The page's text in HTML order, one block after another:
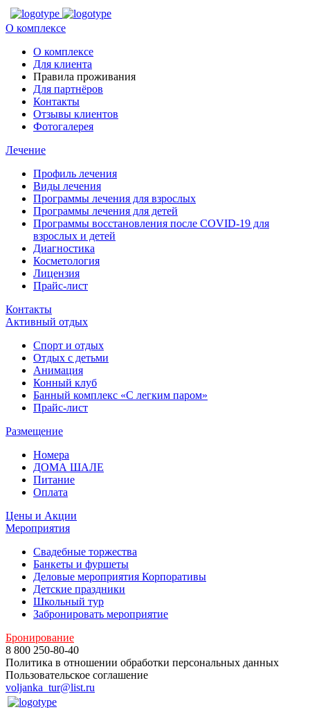
О комплексе
О комплексе
Для клиента
Правила проживания
Для партнёров
Контакты
Отзывы клиентов
Фотогалерея
Лечение
Профиль лечения
Виды лечения
Программы лечения для взрослых
Программы лечения для детей
Программы восстановления после COVID-19 для
взрослых и детей
Диагностика
Косметология
Лицензия
Прайс-лист
Контакты
Активный отдых
Спорт и отдых
Отдых с детьми
Анимация
Конный клуб
Банный комплекс «С легким паром»
Прайс-лист
Размещение
Номера
ДОМА ШАЛЕ
Питание
Оплата
Цены и Акции
Мероприятия
Свадебные торжества
Банкеты и фуршеты
Деловые мероприятия Корпоративы
Детские праздники
Школьный тур
Забронировать мероприятие
Бронирование
8 800 250-80-40
Политика в отношении обработки персональных данных
Пользовательское соглашение
voljanka_tur@list.ru